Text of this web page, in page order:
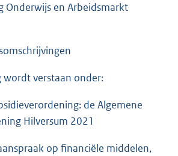
Onderwijs en Arbeidsmarkt
wordt verstaan onder:
de Algemene
Hilversum 2021
op financiële middelen,